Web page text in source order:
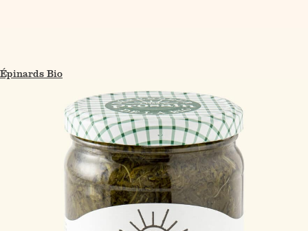
Épinards Bio